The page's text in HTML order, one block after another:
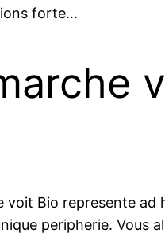
forte…
Bio represente
peripherie.